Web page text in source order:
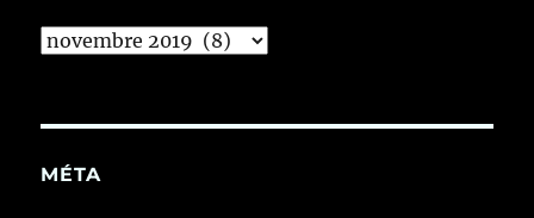
Archives
MÉTA